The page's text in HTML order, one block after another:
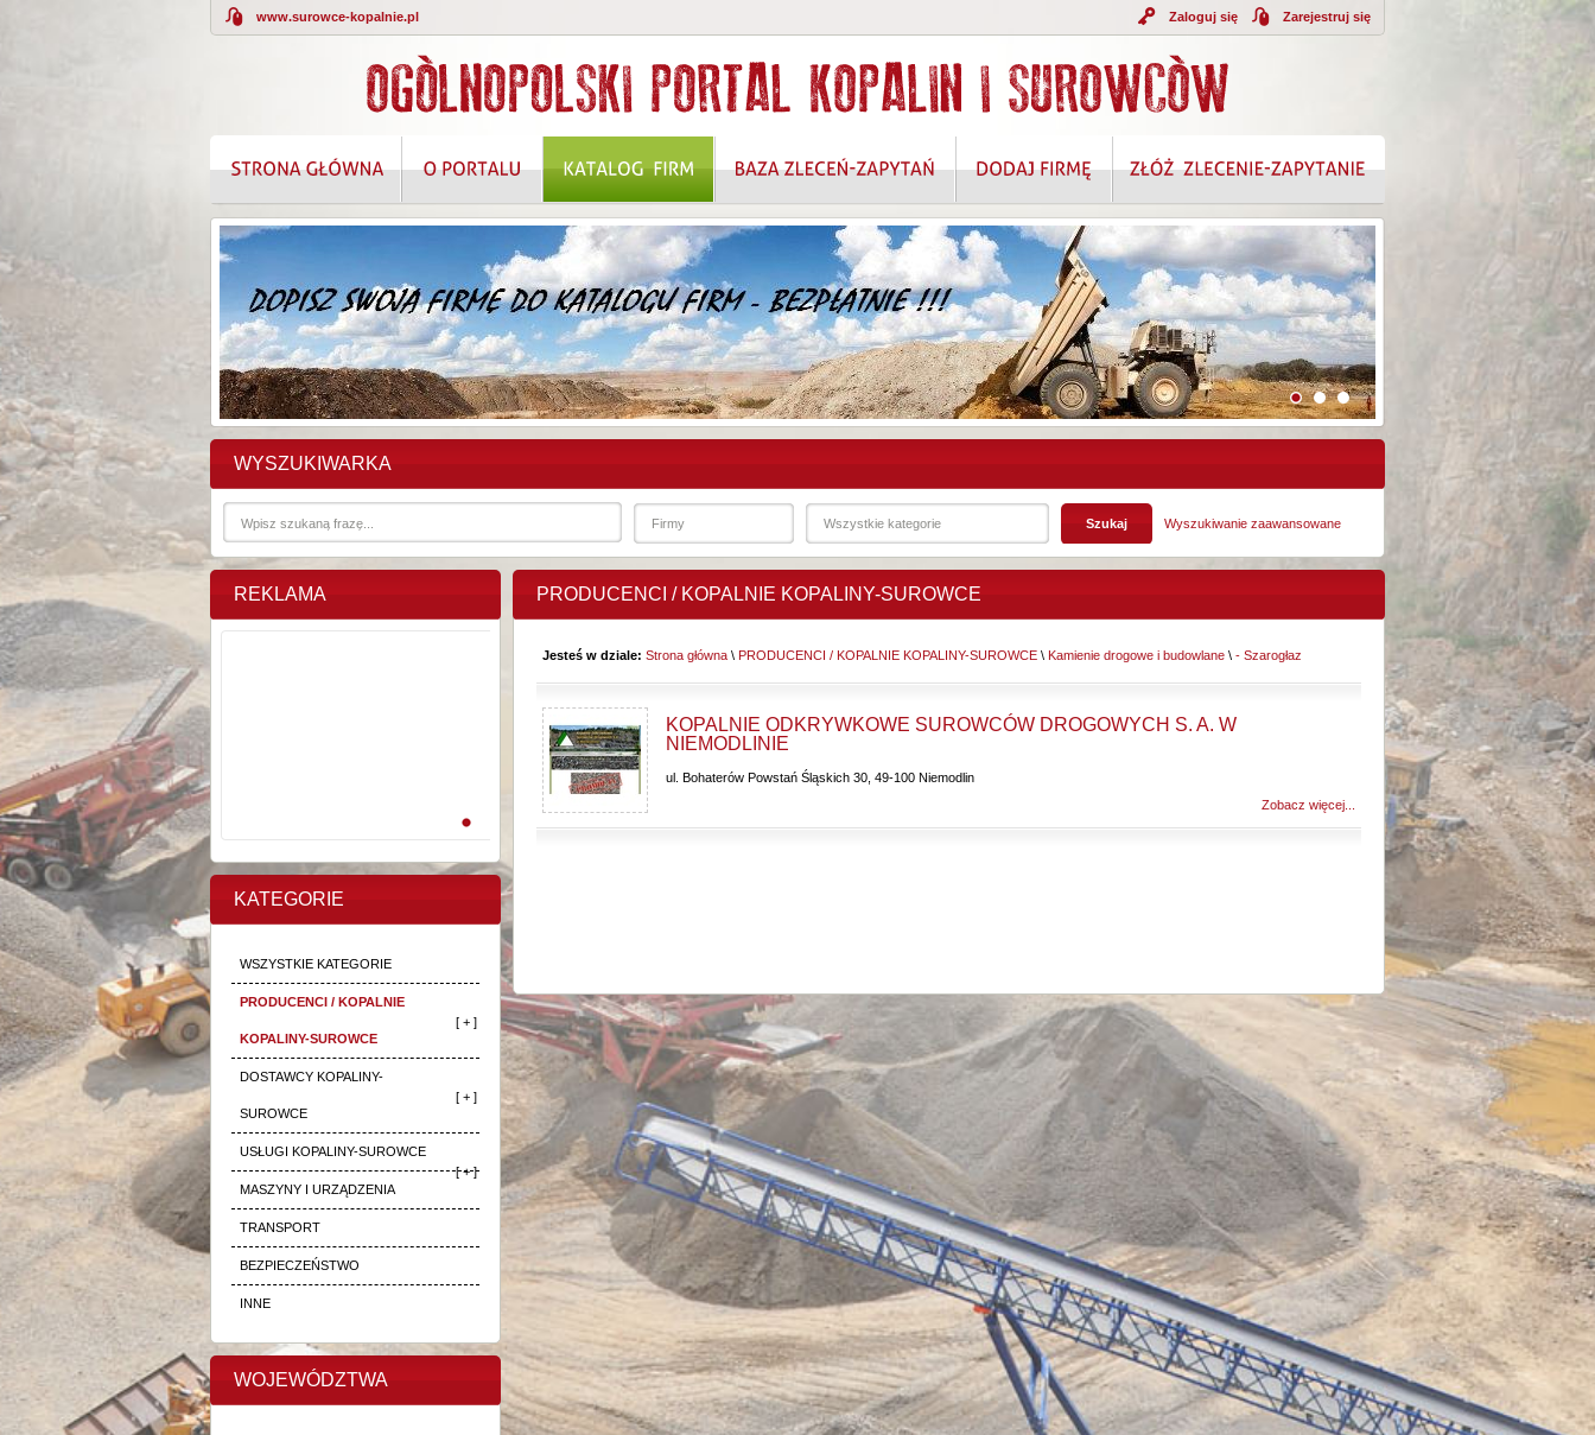
www.surowce-kopalnie.pl Zarejestruj się
Zaloguj się
KOMPLEKSOWE ROZWIĄZANIA W ZAKRESIE OCHRONY DANYCH OSOBOWYCH I BEZPIECZEŃSTWA INFORMACJI
WYSZUKIWARKA
Wyszukiwanie zaawansowane
REKLAMA
KATEGORIE
WSZYSTKIE KATEGORIE
PRODUCENCI / KOPALNIE
KOPALINY-SUROWCE
[ + ]
DOSTAWCY KOPALINY-
SUROWCE
[ + ]
USŁUGI KOPALINY-SUROWCE
[ + ]
MASZYNY I URZĄDZENIA
TRANSPORT
BEZPIECZEŃSTWO
INNE
WOJEWÓDZTWA
PRODUCENCI / KOPALNIE KOPALINY-SUROWCE
Jesteś w dziale: Strona główna \ PRODUCENCI / KOPALNIE KOPALINY-SUROWCE \ Kamienie drogowe i budowlane \ - Szarogłaz
KOPALNIE ODKRYWKOWE SUROWCÓW DROGOWYCH S. A. W
NIEMODLINIE
ul. Bohaterów Powstań Śląskich 30, 49-100 Niemodlin
Zobacz więcej...